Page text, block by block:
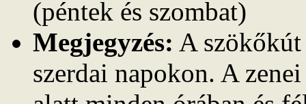
(péntek és szombat)
Megjegyzés: A szökőkút
szerdai napokon. A